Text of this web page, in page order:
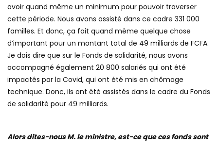
avoir quand même un minimum pour pouvoir traverser
cette période. Nous avons assisté dans ce cadre 331 000
familles. Et donc, ça fait quand même quelque chose
d’important pour un montant total de 49 milliards de FCFA.
Je dois dire que sur le Fonds de solidarité, nous avons
accompagné également 20 800 salariés qui ont été
impactés par la Covid, qui ont été mis en chômage
technique. Donc, ils ont été assistés dans le cadre du Fonds
de solidarité pour 49 milliards.
Alors dites-nous M. le ministre, est-ce que ces fonds sont